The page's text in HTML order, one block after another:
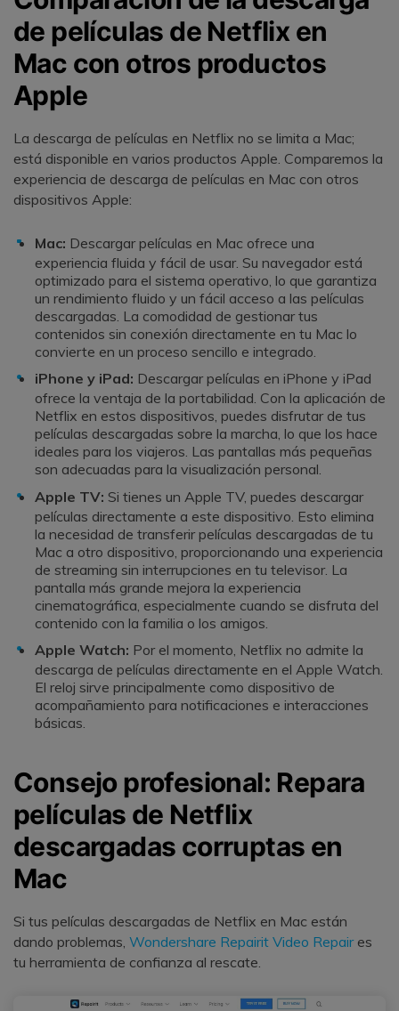
de películas de Netflix en
Mac con otros productos
Apple
La descarga de películas en Netflix no se limita a Mac;
está disponible en varios productos Apple. Comparemos la
experiencia de descarga de películas en Mac con otros
dispositivos Apple:
Mac: Descargar películas en Mac ofrece una
experiencia fluida y fácil de usar. Su navegador está
optimizado para el sistema operativo, lo que garantiza
un rendimiento fluido y un fácil acceso a las películas
descargadas. La comodidad de gestionar tus
contenidos sin conexión directamente en tu Mac lo
convierte en un proceso sencillo e integrado.
iPhone y iPad: Descargar películas en iPhone y iPad
ofrece la ventaja de la portabilidad. Con la aplicación de
Netflix en estos dispositivos, puedes disfrutar de tus
películas descargadas sobre la marcha, lo que los hace
ideales para los viajeros. Las pantallas más pequeñas
son adecuadas para la visualización personal.
Apple TV: Si tienes un Apple TV, puedes descargar
películas directamente a este dispositivo. Esto elimina
la necesidad de transferir películas descargadas de tu
Mac a otro dispositivo, proporcionando una experiencia
de streaming sin interrupciones en tu televisor. La
pantalla más grande mejora la experiencia
cinematográfica, especialmente cuando se disfruta del
contenido con la familia o los amigos.
Apple Watch: Por el momento, Netflix no admite la
descarga de películas directamente en el Apple Watch.
El reloj sirve principalmente como dispositivo de
acompañamiento para notificaciones e interacciones
básicas.
Consejo profesional: Repara
películas de Netflix
descargadas corruptas en
Mac
Si tus películas descargadas de Netflix en Mac están
dando problemas, Wondershare Repairit Video Repair es
tu herramienta de confianza al rescate.